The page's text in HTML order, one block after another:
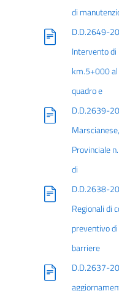
di
D.D.2649-
Intervento
km.5+000
quadro e
D.D.2639-
Provinciale
di
D.D.2638-
Regionali di
preventivo
barriere
D.D.2637-